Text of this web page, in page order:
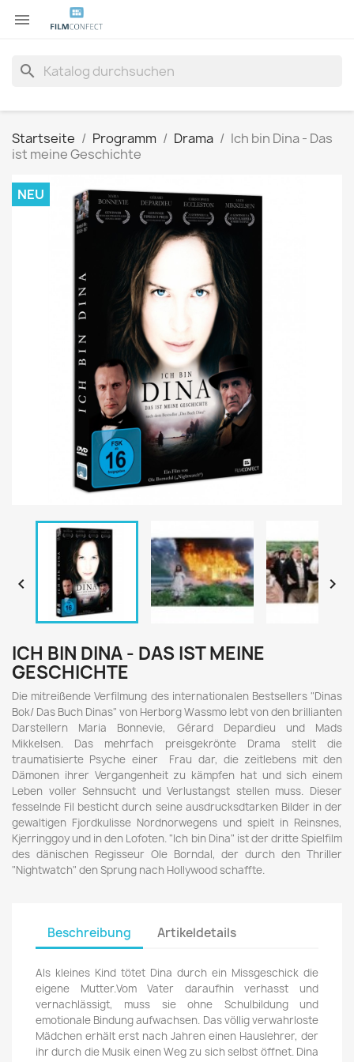

search
Startseite Programm Drama
Ich bin Dina - Das
ist meine Geschichte
NEU
 
ICH BIN DINA - DAS IST MEINE
GESCHICHTE
Die mitreißende Verfilmung des internationalen Bestsellers "Dinas
Bok/ Das Buch Dinas" von Herborg Wassmo lebt von den brillianten
Darstellern Maria Bonnevie, Gérard Depardieu und Mads
Mikkelsen. Das mehrfach preisgekrönte Drama stellt die
traumatisierte Psyche einer Frau dar, die zeitlebens mit den
Dämonen ihrer Vergangenheit zu kämpfen hat und sich einem
Leben voller Sehnsucht und Verlustangst stellen muss. Dieser
fesselnde Fil besticht durch seine ausdrucksdtarken Bilder in der
gewaltigen Fjordkulisse Nordnorwegens und spielt in Reinsnes,
Kjerringgoy und in den Lofoten. "Ich bin Dina" ist der dritte Spielfilm
des dänischen Regisseur Ole Borndal, der durch den Thriller
"Nightwatch" den Sprung nach Hollywood schaffte.
Beschreibung Artikeldetails
Als kleines Kind tötet Dina durch ein Missgeschick die
eigene Mutter.Vom Vater daraufhin verhasst und
vernachlässigt, muss sie ohne Schulbildung und
emotionale Bindung aufwachsen. Das völlig verwahrloste
Mädchen erhält erst nach Jahren einen Hauslehrer, der
ihr durch die Musik einen Weg zu sich selbst öffnet. Dina